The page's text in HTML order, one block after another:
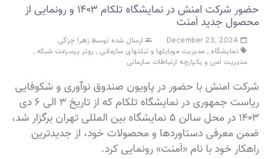
حضور شرکت امنش در نمایشگاه تلکام ۱۴۰۳ و رونمایی از
محصول جدید اَمنت
ارسال شده توسط زهرا چزگی
نمایشگاه , مدیریت موبایلها و تبلتهای سازمانی , روتر پرسرعت شبکه ,
مدیریت امن و یکپارچه ارتباطات سازمانی
شرکت امنش با حضور در پاویون صندوق نوآوری و شکوفایی
ریاست جمهوری در نمایشگاه تلکام که از تاریخ ۳ الی ۶ دی
۱۴۰۳ در محل سالن ۵ نمایشگاه بین المللی تهران برگزار شد،
ضمن معرفی دستاوردها و محصولات خود، از جدیدترین
راهکار خود با نام «اَمنت» رونمایی کرد.